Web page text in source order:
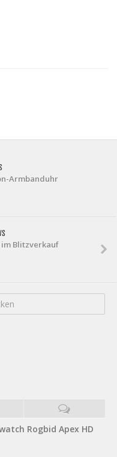
Armbanduhr
im Blitzverkauf
Rogbid Apex HD